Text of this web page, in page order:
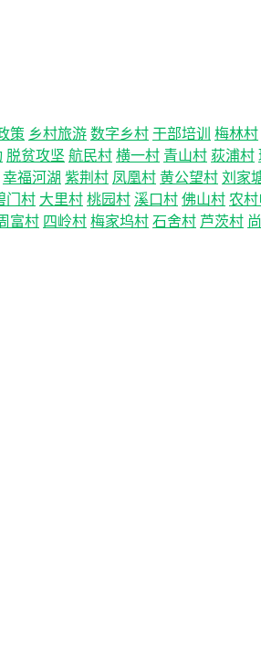
策 乡村旅游 数字乡村 干部培训 梅林村
脱贫攻坚 航民村 横一村 青山村 荻浦村
幸福河湖 紫荆村 凤凰村 黄公望村 刘家
门村 大里村 桃园村 溪口村 佛山村 农村
富村 四岭村 梅家坞村 石舍村 芦茨村